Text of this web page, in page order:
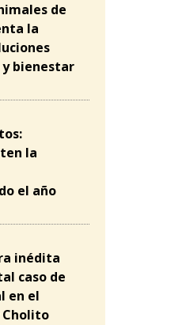
de
la
y bienestar
la
el año
inédita
caso de
en el
Cholito